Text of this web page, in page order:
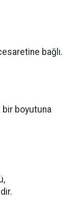
bağlı.
bir boyutuna